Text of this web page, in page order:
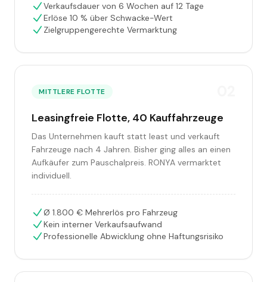
Verkaufsdauer von 6 Wochen auf 12 Tage
Erlöse 10 % über Schwacke-Wert
Zielgruppengerechte Vermarktung
MITTLERE FLOTTE
Leasingfreie Flotte, 40 Kauffahrzeuge
Das Unternehmen kauft statt least und verkauft
Fahrzeuge nach 4 Jahren. Bisher ging alles an einen
Aufkäufer zum Pauschalpreis. RONYA vermarktet
individuell.
Ø 1.800 € Mehrerlös pro Fahrzeug
Kein interner Verkaufsaufwand
Professionelle Abwicklung ohne Haftungsrisiko